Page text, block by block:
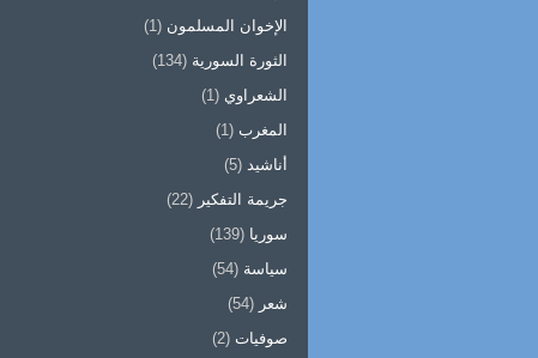
الإخوان المسلمون (1)
الثورة السورية (134)
الشعراوي (1)
المغرب (1)
أناشيد (5)
جريمة التفكير (22)
سوريا (139)
سياسة (54)
شعر (54)
صوفيات (2)